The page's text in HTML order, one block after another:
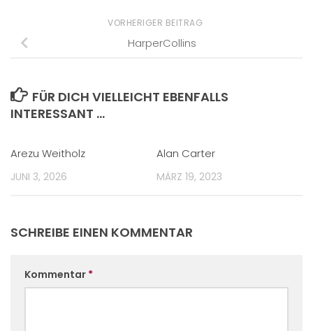
VORHERIGER BEITRAG
HarperCollins
FÜR DICH VIELLEICHT EBENFALLS
INTERESSANT …
Arezu Weitholz
JUNI 3, 2026
Alan Carter
MÄRZ 19, 2023
SCHREIBE EINEN KOMMENTAR
Kommentar *